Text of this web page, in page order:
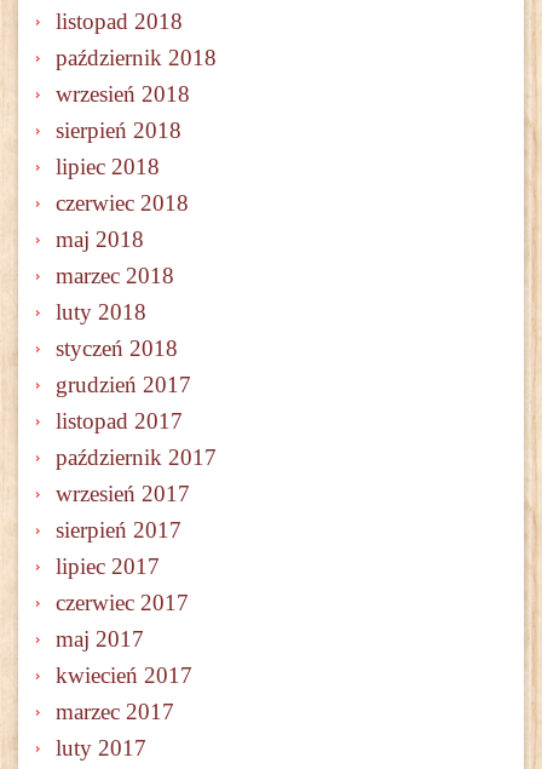
listopad 2018
październik 2018
wrzesień 2018
sierpień 2018
lipiec 2018
czerwiec 2018
maj 2018
marzec 2018
luty 2018
styczeń 2018
grudzień 2017
listopad 2017
październik 2017
wrzesień 2017
sierpień 2017
lipiec 2017
czerwiec 2017
maj 2017
kwiecień 2017
marzec 2017
luty 2017